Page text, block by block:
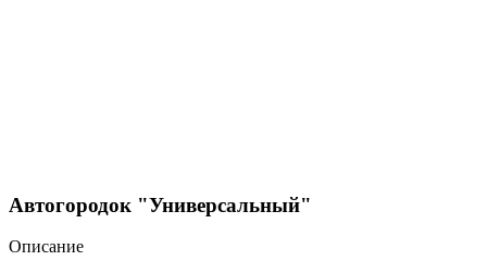
Автогородок "Универсальный"
Описание